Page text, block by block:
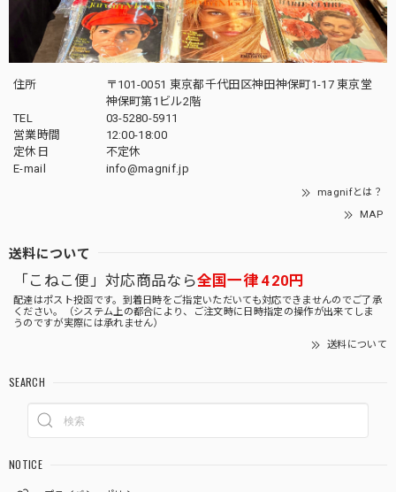
住所
〒101-0051 東京都千代田区神田神保町1-17 東京堂
神保町第1ビル2階
TEL
03-5280-5911
営業時間
12:00-18:00
定休日
不定休
E-mail
info@magnif.jp
magnifとは？
MAP
送料について
「こねこ便」対応商品なら全国一律 420円
配達はポスト投函です。到着日時をご指定いただいても対応できませんのでご了承
ください。（システム上の都合により、ご注文時に日時指定の操作が出来てしま
うのですが実際には承れません）
送料について
SEARCH
NOTICE